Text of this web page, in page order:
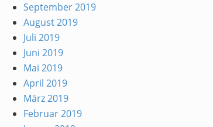
September 2019
August 2019
Juli 2019
Juni 2019
Mai 2019
April 2019
März 2019
Februar 2019